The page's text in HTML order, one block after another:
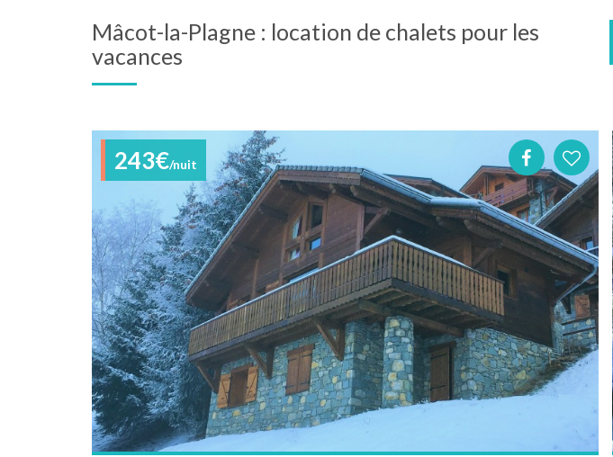
Mâcot-la-Plagne : location de chalets pour les
vacances
243€/nuit